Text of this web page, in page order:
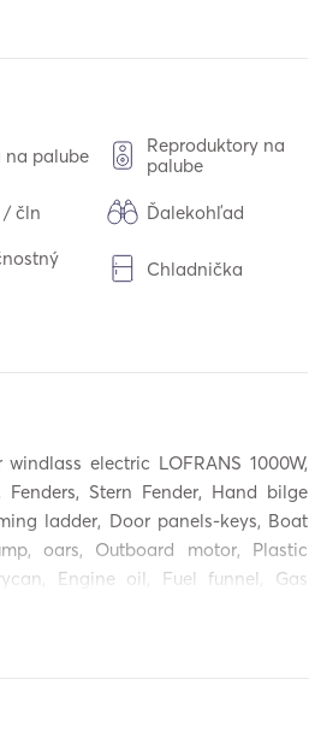
na palube
Reproduktory na
palube
/ čln Ďalekohľad
Chladnička
panely
electric LOFRANS 1000W,
Stern Fender, Hand bilge
ladder, Door panels-keys, Boat
oars, Outboard motor, Plastic
Engine oil, Fuel funnel, Gas